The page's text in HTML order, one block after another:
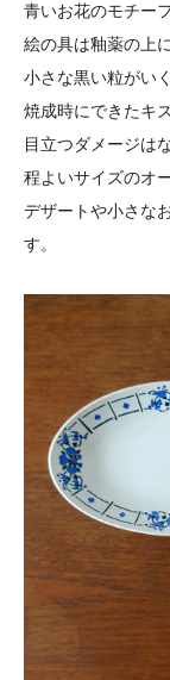
青いお花のモチー
絵の具は釉薬の上
小さな黒い粒がい
焼成時にできたキ
目立つダメージは
程よいサイズのオ
デザートや小さな
す。